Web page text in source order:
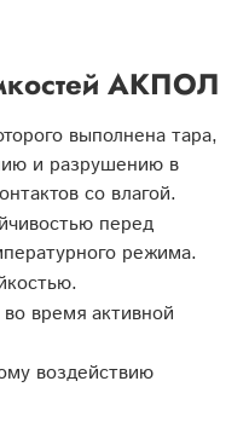
АКПОЛ
выполнена тара,
и разрушению в
со влагой.
перед
режима.
время активной
воздействию